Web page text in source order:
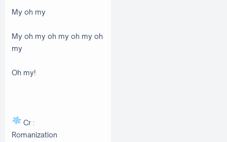
My oh my
My oh my oh my oh my oh
my
Oh my!
Cr :
Romanization